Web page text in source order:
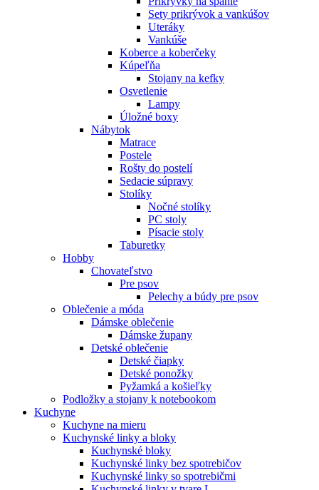
Sety prikrývok a vankúšov
Uteráky
Vankúše
Koberce a koberčeky
Kúpeľňa
Stojany na kefky
Osvetlenie
Lampy
Úložné boxy
Nábytok
Matrace
Postele
Rošty do postelí
Sedacie súpravy
Stolíky
Nočné stolíky
PC stoly
Písacie stoly
Taburetky
Hobby
Chovateľstvo
Pre psov
Pelechy a búdy pre psov
Oblečenie a móda
Dámske oblečenie
Dámske župany
Detské oblečenie
Detské čiapky
Detské ponožky
Pyžamká a košieľky
Podložky a stojany k notebookom
Kuchyne
Kuchyne na mieru
Kuchynské linky a bloky
Kuchynské bloky
Kuchynské linky bez spotrebičov
Kuchynské linky so spotrebičmi